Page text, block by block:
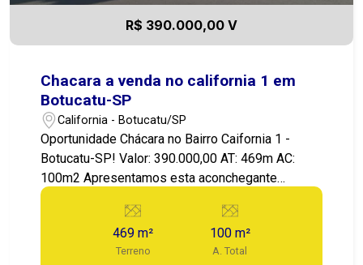
R$ 390.000,00 V
Chacara a venda no california 1 em
Botucatu-SP
California - Botucatu/SP
Oportunidade Chácara no Bairro Caifornia 1 -
Botucatu-SP! Valor: 390.000,00 AT: 469m AC:
100m2 Apresentamos esta aconchegante
chácara localizada em bairro residencial de
chárcaras California 1 em Botucatu, Uma região
tranquila, Lugar perfeito para quem busca
conforto e qualidade de vida! O terreno tem boa
469 m²
Terreno
100 m²
A. Total